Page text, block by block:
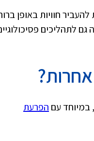
חוויות באופן
לתהליכים
?
במיוחד עם הפרעת